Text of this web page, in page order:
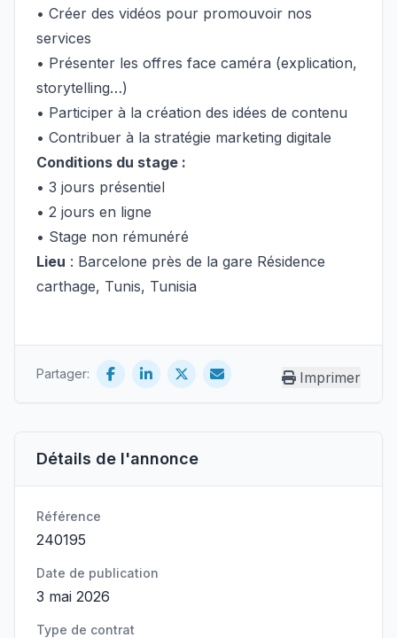
Détails de l'annonce
Référence
240195
Date de publication
3 mai 2026
Type de contrat
• Créer des vidéos pour promouvoir nos
services
• Présenter les offres face caméra (explication,
storytelling…)
• Participer à la création des idées de contenu
• Contribuer à la stratégie marketing digitale
Conditions du stage :
• 3 jours présentiel
• 2 jours en ligne
• Stage non rémunéré
Lieu : Barcelone près de la gare Résidence
carthage, Tunis, Tunisia
Partager: Imprimer